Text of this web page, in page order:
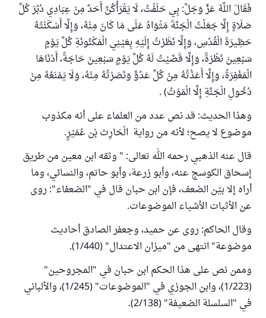
فَقَالَ اللَّهُ عَزَّ وَجَلَّ: بِي حَلَفْتُ، لَا يَقْرَأُكُنَّ أَحَدٌ مِنْ عِبَادِي دُبُرَ كُلِّ
صَلَاةٍ إِلَّا جَعَلْتُ الْجَنَّةَ مَثْوَاهُ عَلَى مَا كَانَ مِنْهُ، وَإِلَّا أَسْكَنْتُهُ
حَظِيرَةَ الْقُدُسِ، وَإِلَّا نَظَرْتُ إِلَيْهِ بِعَيْنِي الْمَكْنُونَةِ كُلَّ يَوْمٍ
سَبْعِينَ نَظْرَةً، وَإِلَّا قَضَيْتُ لَهُ كُلَّ يَوْمٍ سَبْعِينَ حَاجَةً، أَدْنَاهَا
الْمَغْفِرَةُ، وَإِلَّا أَعَذْتُهُ مِنْ كُلِّ عَدُوٍّ وَنَصَرْتُهُ مِنْهُ، وَلَا يَمْنَعُهُ مِنْ
دُخُولِ الْجَنَّةِ إِلَّا الْمَوْتُ) .
وهذا الحديث: قد نص عدد من العلماء على أنه مكذوب
موضوع لا يصح؛ لأنه من رواية الْحَارِث بْن عُمَيْرٍ.
قال عنه الذهبي رحمه الله تعالى: " وثقه ابن معين من طريق
إسحاق الكوسج عنه، وأبو زرعة، وأبو حاتم، والنسائي، وما
أراه إلا بيّن الضعف، فإن ابن حبان قال في "الضعفاء": روى
عن الأثبات الأشياء الموضوعات.
وقال الحاكم: روى عن حميد، وجعفر الصادق أحاديث
موضوعة" انتهى من "ميزان الاعتدال" (1/440).
وممن نص على هذا الحكم ابن حبان في "المجروحين"
(1/223)، وابن الجوزي في "الموضوعات" (1/245)، والألباني
في "السلسلة الضعيفة" (2/138).